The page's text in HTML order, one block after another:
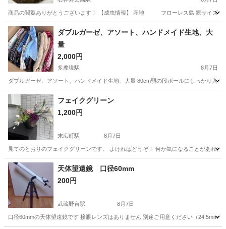
商品の閲覧ありがとうございます！ 【成虫情報】 産地 フローレス島 親
東京 練馬区 石神井公園駅
ダブルガーゼ、アソート、ハンドメイド生地、大
量
2,000円
多摩境駅 8月7日
ダブルガーゼ、アソート、ハンドメイド生地、大量 80cm弱の段ボールにしっかり
東京 八王子市 多摩境駅
フェイクグリーン
1,200円
末広町駅 8月7日
見てのとおりのフェイクグリーンです。 よければどうぞ！ 何か気になることがあれば
東京 千代田区 末広町駅 その他
天体望遠鏡 口径60mm
200円
武蔵野台駅 8月7日
口径60mmの天体望遠鏡です 接眼レンズはありません 別途ご用意ください（24.5mm径